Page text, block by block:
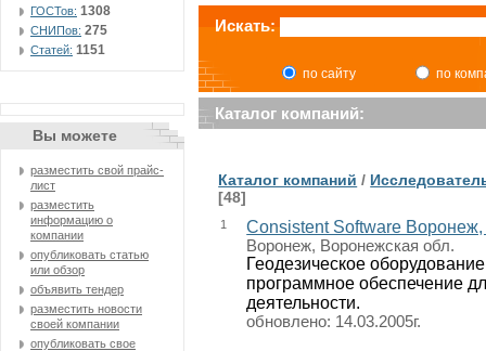
ГОСТов: 1308
СНИПов: 275
Статей: 1151
Вы можете
разместить свой прайс-
лист
разместить
информацию о
компании
опубликовать статью
или обзор
объявить тендер
разместить новости
своей компании
опубликовать свое
Искать:
по сайту по
Каталог компаний:
Каталог компаний /
[48]
1 Consistent Software
Воронеж, Воронежская обл.
Геодезическое
программное обеспечение
деятельности.
обновлено: 14.03.2005г.